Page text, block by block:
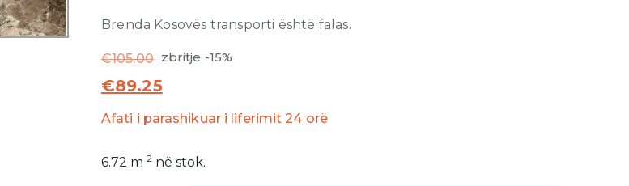
Brenda Kosovës transporti është falas.
€105.00 zbritje -15%
€89.25
Afati i parashikuar i liferimit 24 orë
6.72 m2 në stok.